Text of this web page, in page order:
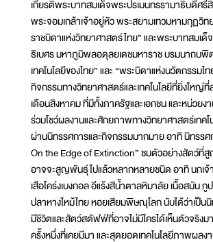
เกียรติพระบาทสมเด็จพระปรเมนทรรามาธิบดีศ
พระจอมเกล้าเจ้าอยู่หัว พระสยามเทวมหามกุฏวิท
ราชบิดาแห่งวิทยาศาสตร์ไทย” และพระบาทสมเ
ธิเบศร มหาภูมิพลอดุลยเดชมหาราช บรมนาถบพิ
เทคโนโลยีของไทย” และ “พระบิดาแห่งนวัตกรรมไ
กิจกรรมทางวิทยาศาสตร์และเทคโนโลยีที่ยิ่งใหญ่ที่
เดือนสิงหาคม ที่มีทั้งภาครัฐและเอกชน และหน่วยง
ร่วมโชว์ผลงานและศักยภาพทางวิทยาศาสตร์เทค
ผ่านนิทรรศการและกิจกรรมมากมาย อาทิ นิทรร
On the Edge of Extinction” ชมตัวอย่างสัตว์ที่
อาจจะสูญพันธุ์ไปแล้วหลากหลายชนิด อาทิ นกเ
เสือโคร่งเบงกอล อีแร้งสีน้ำตาลหิมาลัย เนื้อสมัน
ปลาหางไหม้ไทย หอยเสียมพิษณุโลก นับได้ว่าเป็น
มีชีวิตและสัตว์สตัฟฟ์ที่อาจไม่มีใครได้เห็นตัวจริง
ครั้งหนึ่งที่เคยมีมา และสุดยอดเทคโนโลยีภาพผล